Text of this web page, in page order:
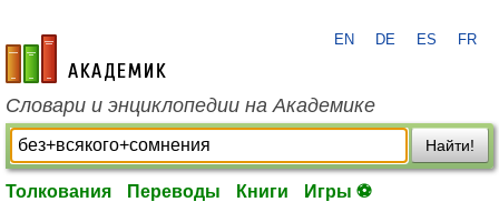
academic.ru
EN DE ES FR
Словари и энциклопедии на Академике
Найти!
Толкования Переводы Книги Игры ⚽